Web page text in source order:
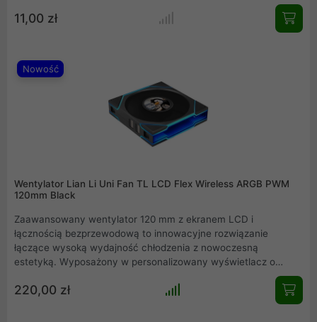
metrowy przewód idealnie sprawdza się w parze z
przenośnymi magazynami energii. Solidny nylonowy oplot i
trwałość, a wbudowany rezystor 56kΩ dba o bezpieczeństwo
sprzętu.
11,00 zł
Nowość
Wentylator Lian Li Uni Fan TL LCD Flex Wireless ARGB PWM
120mm Black
Zaawansowany wentylator 120 mm z ekranem LCD i
łącznością bezprzewodową to innowacyjne rozwiązanie
łączące wysoką wydajność chłodzenia z nowoczesną
estetyką. Wyposażony w personalizowany wyświetlacz o
przekątnej 1,8 cala, umożliwia monitorowanie parametrów
systemu w czasie rzeczywistym. Dzięki wysokiemu ciśnieniu
statycznemu oraz dużemu przepływowi powietrza, jednostka
220,00 zł